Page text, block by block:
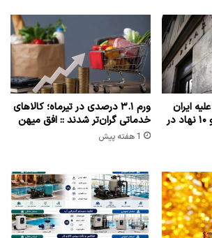
ایران
اعمال کرد | ۸ نفتکش و ۱۰ نهاد در
ورم ۳.۱ درصدی در تیرماه؛ کالاهای
خدماتی گران‌تر شدند :: افق میهن
1 هفته پیش